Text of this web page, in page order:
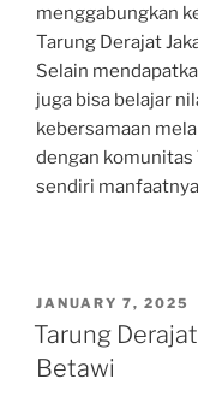
menggabungkan
Tarung Derajat
Selain
juga bisa belajar
kebersamaan
dengan komunitas
sendiri
POSTED
ON
JANUARY 7, 2025
Tarung
Betawi